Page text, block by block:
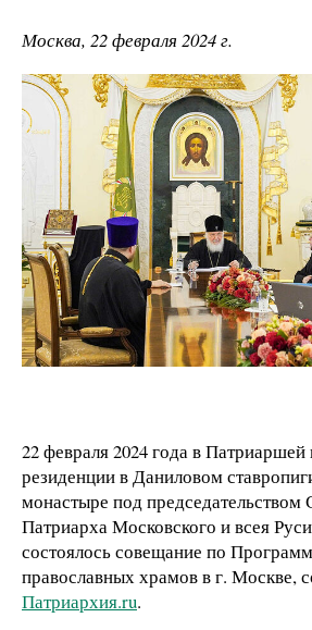
Москва, 22 февраля 2024 г.
22 февраля 2024 года в
резиденции в Даниловом
монастыре под председательством
Патриарха Московского и всея
состоялось совещание по
православных храмов в г. Москве,
Патриархия.ru.